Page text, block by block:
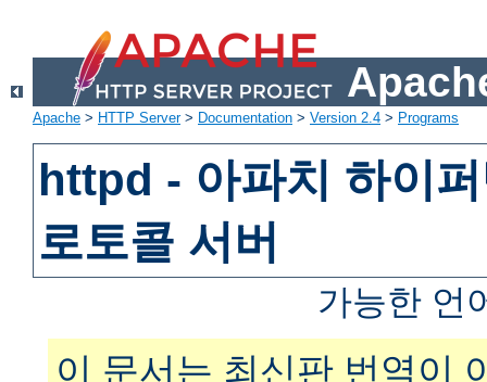
Apache > HTTP Server> Documentation > Version 2.4 > Programs
httpd - 아파치 하이
로토콜 서버
가능한 언
이 문서는 최신판 번역이